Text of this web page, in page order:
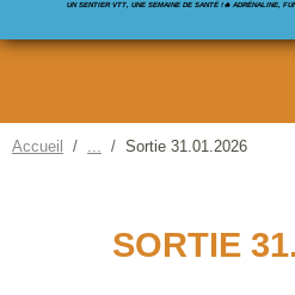
UN SENTIER VTT, UNE SEMAINE DE SANTÉ !🔥 ADRÉNALINE,
Accueil Sortie 31.01.2026
SORTIE